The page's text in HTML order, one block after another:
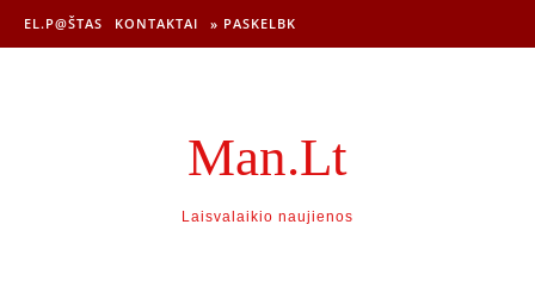
EL.P@ŠTAS KONTAKTAI » PASKELBK
Man.Lt
Laisvalaikio naujienos